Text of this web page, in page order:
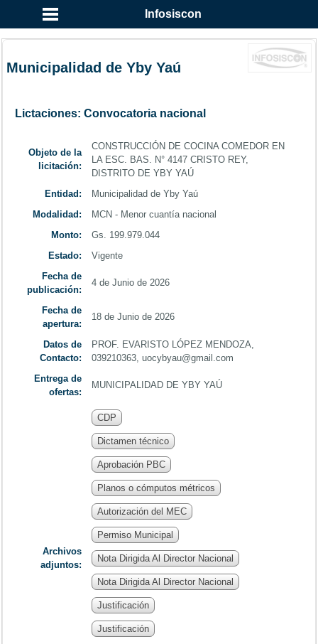
Infosiscon
Municipalidad de Yby Yaú
Lictaciones: Convocatoria nacional
Objeto de la
licitación:
CONSTRUCCIÓN DE COCINA COMEDOR EN
LA ESC. BAS. N° 4147 CRISTO REY,
DISTRITO DE YBY YAÚ
Entidad:
Municipalidad de Yby Yaú
Modalidad:
MCN - Menor cuantía nacional
Monto:
Gs. 199.979.044
Estado:
Vigente
Fecha de
publicación:
4 de Junio de 2026
Fecha de
apertura:
18 de Junio de 2026
Datos de
Contacto:
PROF. EVARISTO LÓPEZ MENDOZA,
039210363, uocybyau@gmail.com
Entrega de
ofertas:
MUNICIPALIDAD DE YBY YAÚ
Archivos
adjuntos:
CDP
Dictamen técnico
Aprobación PBC
Planos o cómputos métricos
Autorización del MEC
Permiso Municipal
Nota Dirigida Al Director Nacional
Nota Dirigida Al Director Nacional
Justificación
Justificación